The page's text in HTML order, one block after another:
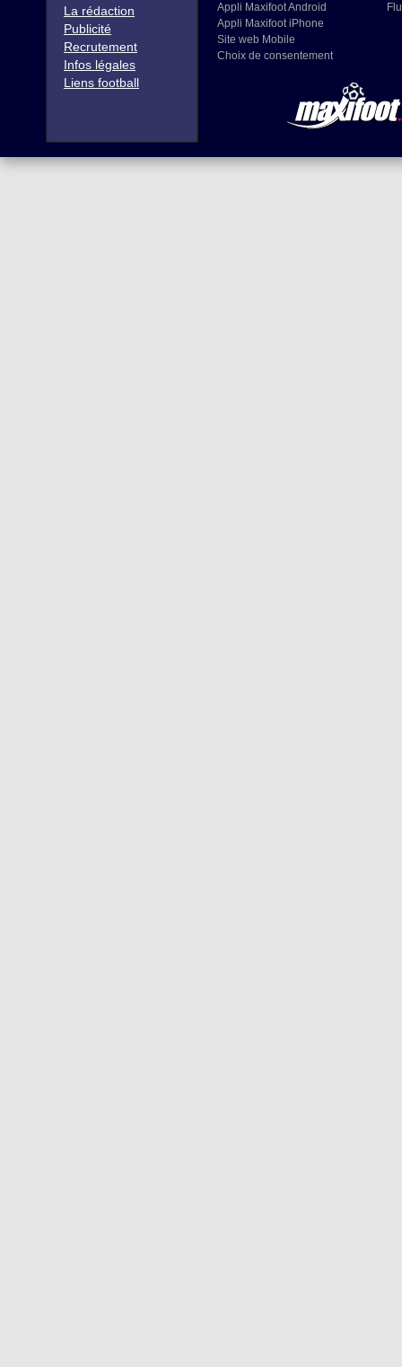
La rédaction
Publicité
Recrutement
Infos légales
Liens football
Appli Maxifoot Android
Appli Maxifoot iPhone
Site web Mobile
Choix de consentement